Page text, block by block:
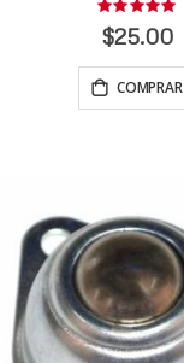
Rating:
0%
$25.00
COMPRAR